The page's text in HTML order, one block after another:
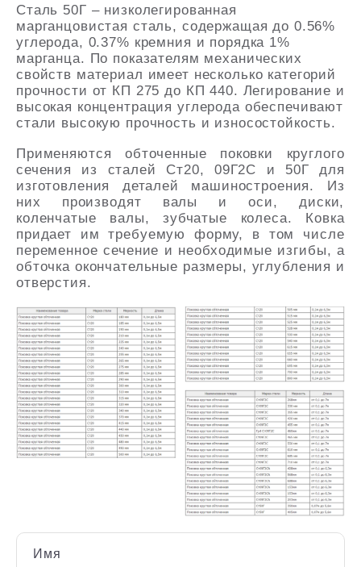
Сталь 50Г – низколегированная
марганцовистая сталь, содержащая до 0.56%
углерода, 0.37% кремния и порядка 1%
марганца. По показателям механических
свойств материал имеет несколько категорий
прочности от КП 275 до КП 440. Легирование и
высокая концентрация углерода обеспечивают
стали высокую прочность и износостойкость.
Применяются обточенные поковки круглого
сечения из сталей Ст20, 09Г2С и 50Г для
изготовления деталей машиностроения. Из
них производят валы и оси, диски,
коленчатые валы, зубчатые колеса. Ковка
придает им требуемую форму, в том числе
переменное сечение и необходимые изгибы, а
обточка окончательные размеры, углубления и
отверстия.
Имя